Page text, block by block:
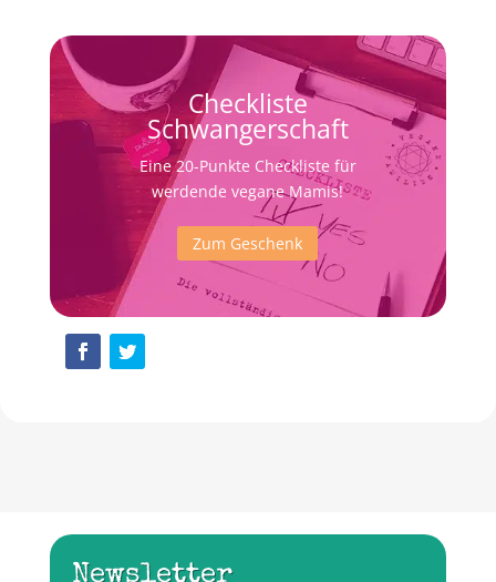
Checkliste
Schwangerschaft
Eine 20-Punkte Checkliste für
werdende vegane Mamis!
Zum Geschenk
Newsletter